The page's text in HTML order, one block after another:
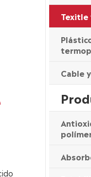
Texitle
Cable